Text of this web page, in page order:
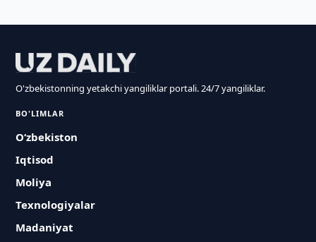
O'zbekistonning yetakchi yangiliklar portali. 24/7 yangiliklar.
BO'LIMLAR
O‘zbekiston
Iqtisod
Moliya
Texnologiyalar
Madaniyat